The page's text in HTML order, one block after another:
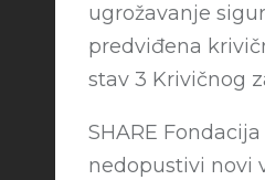
ugrožavanje
predviđena
stav 3 Krivičnog
SHARE
nedopustivi novi